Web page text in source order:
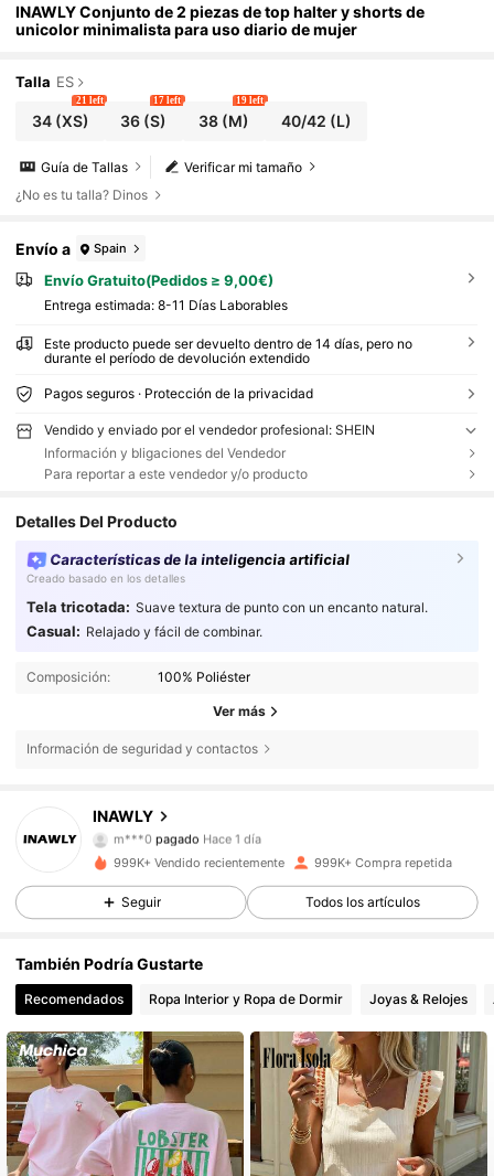
INAWLY Conjunto de 2 piezas de top halter y shorts de
unicolor minimalista para uso diario de mujer
Talla ES
34(XS)
21 left
36 (S)
17 left
38(M)
19 left
40/42 (L)
Verificar mi tamaño
Guía de Tallas
¿No es tu talla? Dinos
Envío a Spain
Envío Gratuito(Pedidos ≥ 9,00€)
Entrega estimada: 8-11 Días Laborables
Este producto puede ser devuelto dentro de 14 días, pero no
durante el período de devolución extendido
Pagos seguros · Protección de la privacidad
Vendido y enviado por el vendedor profesional: SHEIN
Información y bligaciones del Vendedor
Para reportar a este vendedor y/o producto
Detalles Del Producto
Características de la inteligencia artificial
Creado basado en los detalles
Tela tricotada: Suave textura de punto con un encanto natural.
Casual: Relajado y fácil de combinar.
Composición: 100% Poliéster
Ver más
Información de seguridad y contactos
INAWLY
4,82
1.1M Seguidores
Hace 1 día
a***m seguido hace Hace 4 horas
4,82 1.1M Seguidores
4,82 1.1M Seguidores
4,82 1.1M Seguidores
4,82 1.1M Seguidores
999K+ Vendido recientemente 999K+ Compra repetida
Seguir Todos los artículos
También Podría Gustarte
Recomendados Ropa Interior y Ropa de Dormir Joyas & Relojes